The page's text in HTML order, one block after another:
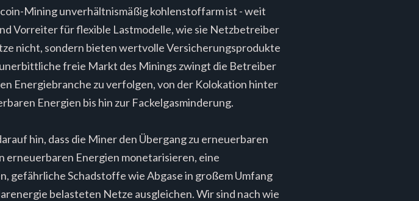
Mining unverhältnismäßig kohlenstoffarm ist - weit
Vorreiter für flexible Lastmodelle, wie sie Netzbetreiber
nicht, sondern bieten wertvolle Versicherungsprodukte
freie Markt des Minings zwingt die Betreiber
Energiebranche zu verfolgen, von der Kolokation hinter
Energien bis hin zur Fackelgasminderung.
hin, dass die Miner den Übergang zu erneuerbaren
erneuerbaren Energien monetarisieren, eine
Schadstoffe wie Abgase in großem Umfang
belasteten Netze ausgleichen. Wir sind nach wie